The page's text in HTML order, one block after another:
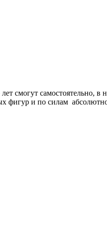
смогут самостоятельно, в
и по силам абсолютно